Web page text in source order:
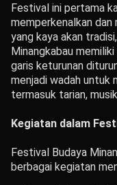
Festival ini pertama
memperkenalkan dan
yang kaya akan
Minangkabau
garis keturunan
menjadi wadah untuk
termasuk tarian,
Kegiatan dalam
Festival Budaya
berbagai kegiatan